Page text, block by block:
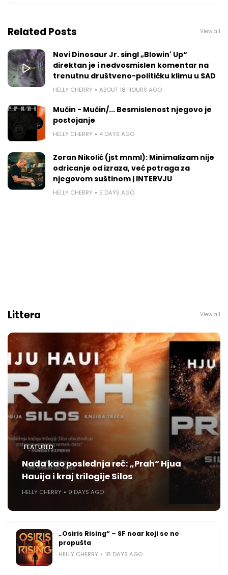
Related Posts View all
Novi Dinosaur Jr. singl „Blowin' Up“
direktan je i nedvosmislen komentar na
trenutnu društveno-političku klimu u SAD
HELLY CHERRY ABOUT 18 HOURS AGO
Mučin - Mučin/... Besmislenost njegovo je
postojanje
HELLY CHERRY 4 DAYS AGO
Zoran Nikolić (jst mnml): Minimalizam nije
odricanje od izraza, već potraga za
njegovom suštinom | INTERVJU
HELLY CHERRY 5 DAYS AGO
Littera View all
FEATURED
Nada kao poslednja reč: „Prah“ Hjua
Hauija i kraj trilogije Silos
HELLY CHERRY 9 DAYS AGO
„Osiris Rising“ – SF noar koji se ne
propušta
HELLY CHERRY 18 DAYS AGO